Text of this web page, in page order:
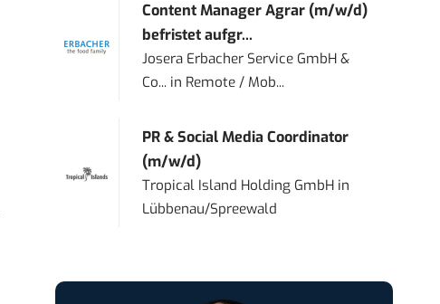
Content Manager Agrar (m/w/d)
befristet aufgr...
Josera Erbacher Service GmbH &
Co... in Remote / Mob...
PR & Social Media Coordinator
(m/w/d)
Tropical Island Holding GmbH in
Lübbenau/Spreewald